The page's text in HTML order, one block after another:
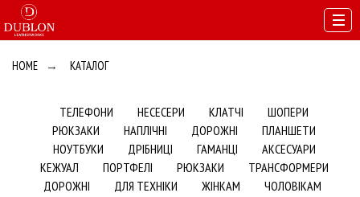
HOME → КАТАЛОГ
ТЕЛЕФОНИ НЕСЕСЕРИ КЛАТЧІ
ШОПЕРИ
РЮКЗАКИ
НАПЛІЧНІ ДОРОЖНІ
ПЛАНШЕТИ
НОУТБУКИ
ДРІБНИЦІ ГАМАНЦІ
АКСЕСУАРИ
КЕЖУАЛ
ПОРТФЕЛІ РЮКЗАКИ
ТРАНСФОРМЕРИ
ДОРОЖНІ
ДЛЯ ТЕХНІКИ ЖІНКАМ ЧОЛОВІКАМ